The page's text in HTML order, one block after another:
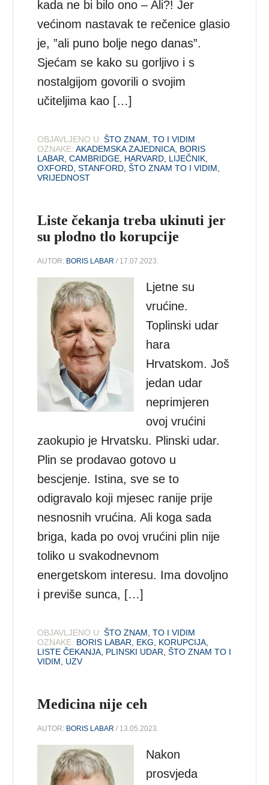
kada ne bi bilo ono – Ali?! Jer
većinom nastavak te rečenice glasio
je, ”ali puno bolje nego danas”.
Sjećam se kako su gorljivo i s
nostalgijom govorili o svojim
učiteljima kao […]
OBJAVLJENO U: ŠTO ZNAM, TO I VIDIM
OZNAKE: AKADEMSKA ZAJEDNICA BORIS
LABAR ,CAMBRIDGE HARVARD LIJEČNIK
OXFORD ,STANFORD ,ŠTO ZNAM TO I VIDIM
VRIJEDNOST
Liste čekanja treba ukinuti jer
su plodno tlo korupcije
AUTOR: BORIS LABAR / 17.07.2023.
Ljetne su
vrućine.
Toplinski udar
hara
Hrvatskom. Još
jedan udar
neprimjeren
ovoj vrućini
zaokupio je Hrvatsku. Plinski udar.
Plin se prodavao gotovo u
bescjenje. Istina, sve se to
odigravalo koji mjesec ranije prije
nesnosnih vrućina. Ali koga sada
briga, kada po ovoj vrućini plin nije
toliko u svakodnevnom
energetskom interesu. Ima dovoljno
i previše sunca, […]
OBJAVLJENO U: ŠTO ZNAM, TO I VIDIM
OZNAKE: BORIS LABAR EKG KORUPCIJA
LISTE ČEKANJA PLINSKI UDAR ,ŠTO ZNAM TO I
VIDIM
UZV
Medicina nije ceh
AUTOR: BORIS LABAR / 13.05.2023.
Nakon
prosvjeda